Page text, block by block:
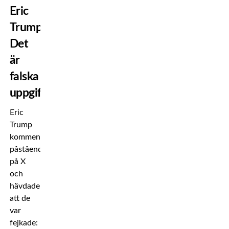
Eric
Trump:
Det
är
falska
uppgifter
Eric
Trump
kommenterade
påståendena
på X
och
hävdade
att de
var
fejkade: